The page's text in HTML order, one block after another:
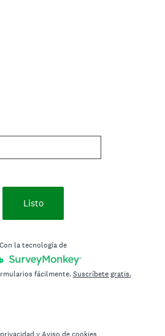
Listo
Con la tecnología de
fácilmente.Suscríbete gratis.